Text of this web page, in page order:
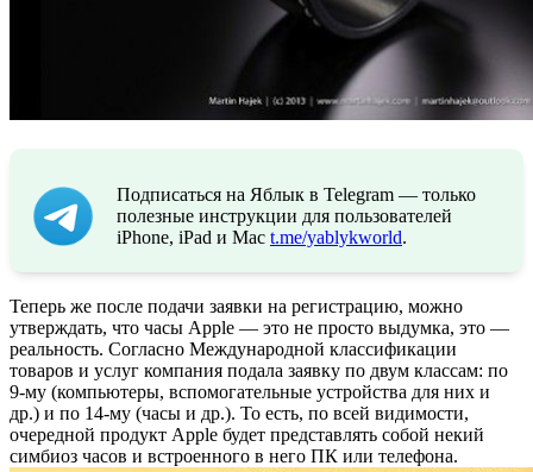
Подписаться на Яблык в Telegram — только
полезные инструкции для пользователей
iPhone, iPad и Mac t.me/yablykworld.
Теперь же после подачи заявки на регистрацию, можно
утверждать, что часы Apple — это не просто выдумка, это —
реальность. Согласно Международной классификации
товаров и услуг компания подала заявку по двум классам: по
9-му (компьютеры, вспомогательные устройства для них и
др.) и по 14-му (часы и др.). То есть, по всей видимости,
очередной продукт Apple будет представлять собой некий
симбиоз часов и встроенного в него ПК или телефона.